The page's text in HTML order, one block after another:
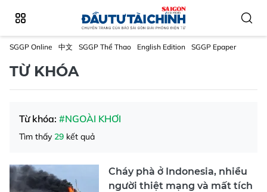
SGGP Online 中文 SGGP Thể Thao English Edition SGGP Epaper
TỪ KHÓA
Từ khóa: #NGOÀI KHƠI
Tìm thấy 29 kết quả
Cháy phà ở Indonesia, nhiều
người thiệt mạng và mất tích